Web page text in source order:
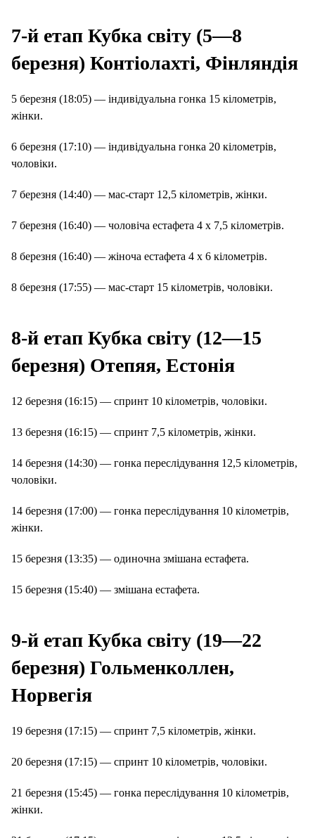
7-й етап Кубка світу (5—8
березня) Контіолахті, Фінляндія
5 березня (18:05) — індивідуальна гонка 15 кілометрів,
жінки.
6 березня (17:10) — індивідуальна гонка 20 кілометрів,
чоловіки.
7 березня (14:40) — мас-старт 12,5 кілометрів, жінки.
7 березня (16:40) — чоловіча естафета 4 х 7,5 кілометрів.
8 березня (16:40) — жіноча естафета 4 х 6 кілометрів.
8 березня (17:55) — мас-старт 15 кілометрів, чоловіки.
8-й етап Кубка світу (12—15
березня) Отепяя, Естонія
12 березня (16:15) — спринт 10 кілометрів, чоловіки.
13 березня (16:15) — спринт 7,5 кілометрів, жінки.
14 березня (14:30) — гонка переслідування 12,5 кілометрів,
чоловіки.
14 березня (17:00) — гонка переслідування 10 кілометрів,
жінки.
15 березня (13:35) — одиночна змішана естафета.
15 березня (15:40) — змішана естафета.
9-й етап Кубка світу (19—22
березня) Гольменколлен,
Норвегія
19 березня (17:15) — спринт 7,5 кілометрів, жінки.
20 березня (17:15) — спринт 10 кілометрів, чоловіки.
21 березня (15:45) — гонка переслідування 10 кілометрів,
жінки.